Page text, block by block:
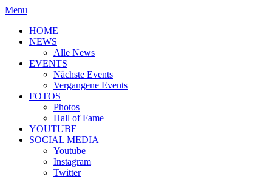
Menu
HOME
NEWS
Alle News
EVENTS
Nächste Events
Vergangene Events
FOTOS
Photos
Hall of Fame
YOUTUBE
SOCIAL MEDIA
Youtube
Instagram
Twitter